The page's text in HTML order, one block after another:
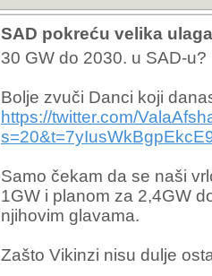
SAD pokreću velika
30 GW do 2030. u SAD-u?
Bolje zvuči Danci koji
https://twitter.com/
Samo čekam da se naši
1GW i planom za 2,4GW
njihovim glavama.
Zašto Vikinzi nisu dulje